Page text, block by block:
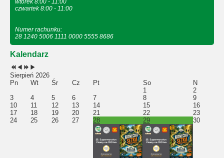
wtorek 8:00 - 11:00
czwartek 8:00 - 11:00
Numer rachunku:
28 1240 5006 1111 0000 5555 8686
Kalendarz
Sierpień 2026
Pn
Wt Śr Cz Pt So
N
1
2
3
4 5 6 7 8
9
10
11 12 13 14 15
16
17
18 19 20 21 22
23
24
25 26 27 28 29 30